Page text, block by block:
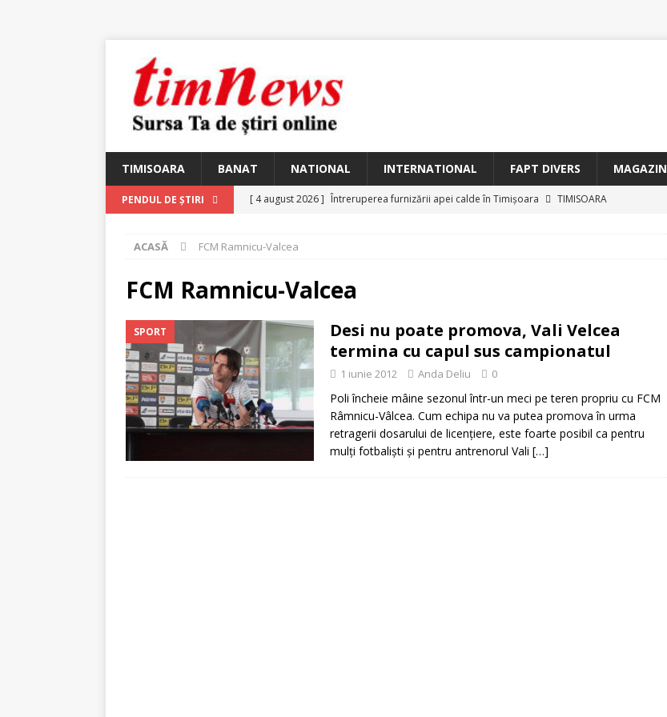
TIMISOARA BANAT NATIONAL INTERNATIONAL FAPT DIVERS MAGAZIN
PENDUL DE ȘTIRI [ 4 august 2026 ] Întreruperea furnizării apei calde în Timișoara
TIMISOARA
25 martie 1926 – fugit irreparabile tempus
[ 2 august 2026 ]
Ungureanu, Constantin Flondor
MAGAZIN
[ 5 august 2026 ]
Invitaţie la expoziţie în Reşiţa!
ACASĂ FCM Ramnicu-Valcea
FCM Ramnicu-Valcea
SPORT
Desi nu poate promova, Vali Velcea
termina cu capul sus campionatul
1 iunie 2012 Anda Deliu 0
Poli încheie mâine sezonul într-un meci pe teren propriu cu FCM
Râmnicu-Vâlcea. Cum echipa nu va putea promova în urma
retragerii dosarului de licenţiere, este foarte posibil ca pentru
mulţi fotbalişti şi pentru antrenorul Vali […]